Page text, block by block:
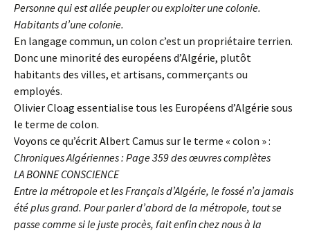
Personne qui est allée peupler ou exploiter une colonie.
Habitants d’une colonie.
En langage commun, un colon c’est un propriétaire terrien.
Donc une minorité des européens d’Algérie, plutôt
habitants des villes, et artisans, commerçants ou
employés.
Olivier Cloag essentialise tous les Européens d’Algérie sous
le terme de colon.
Voyons ce qu’écrit Albert Camus sur le terme « colon » :
Chroniques Algériennes : Page 359 des œuvres complètes
LA BONNE CONSCIENCE
Entre la métropole et les Français d’Algérie, le fossé n’a jamais
été plus grand. Pour parler d’abord de la métropole, tout se
passe comme si le juste procès, fait enfin chez nous à la